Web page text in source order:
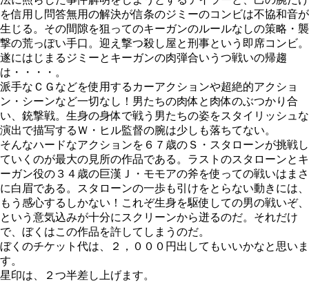
を信用し問答無用の解決が信条のジミーのコンビは不協和音が
生じる。その間隙を狙ってのキーガンのルールなしの策略・襲
撃の荒っぽい手口。迎え撃つ殺し屋と刑事という即席コンビ。
遂にはじまるジミーとキーガンの肉弾合いうつ戦いの帰趨
は・・・・。
派手なＣＧなどを使用するカーアクションや超絶的アクショ
ン・シーンなど一切なし！男たちの肉体と肉体のぶつかり合
い、銃撃戦。生身の身体で戦う男たちの姿をスタイリッシュな
演出で描写するＷ・ヒル監督の腕は少しも落ちてない。
そんなハードなアクションを６７歳のＳ・スタローンが挑戦し
ていくのが最大の見所の作品である。ラストのスタローンとキ
ーガン役の３４歳の巨漢Ｊ・モモアの斧を使っての戦いはまさ
に白眉である。スタローンの一歩も引けをとらない動きには、
もう感心するしかない！これぞ生身を駆使しての男の戦いぞ、
という意気込みが十分にスクリーンから迸るのだ。それだけ
で、ぼくはこの作品を許してしまうのだ。
ぼくのチケット代は、２，０００円出してもいいかなと思いま
す。
星印は、２つ半差し上げます。